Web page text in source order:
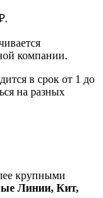
компании.
в срок от 1 до
на разных
крупными
Линии, Кит,